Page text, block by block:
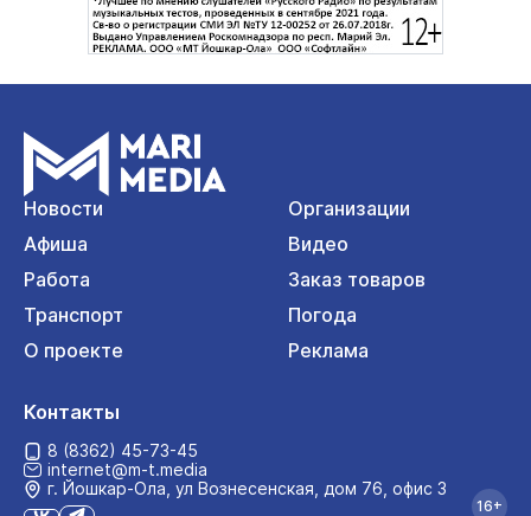
Новости
Организации
Афиша
Видео
Работа
Заказ товаров
Транспорт
Погода
О проекте
Реклама
Контакты
8 (8362) 45-73-45
internet@m-t.media
г. Йошкар‑Ола, ул Вознесенская, дом 76, офис 3
16+